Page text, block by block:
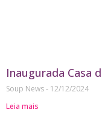
Inaugurada Casa
Soup News
12/12/2024
Leia mais